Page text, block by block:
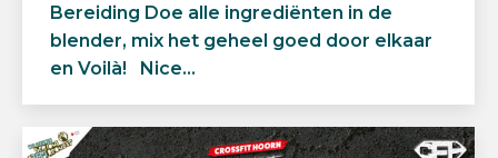
Bereiding Doe alle ingrediënten in de
blender, mix het geheel goed door elkaar
en Voilà! Nice…